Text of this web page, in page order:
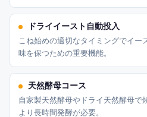
ドライイースト自動投入
こね始めの適切なタイミングでイー
味を保つための重要機能。
天然酵母コース
自家製天然酵母やドライ天然酵母で
より長時間発酵が必要。